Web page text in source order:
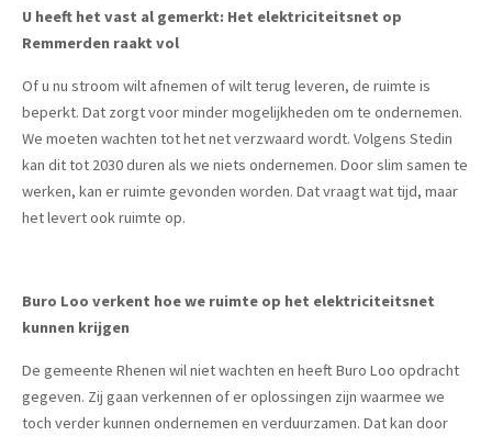
U heeft het vast al gemerkt: Het elektriciteitsnet op
Remmerden raakt vol
Of u nu stroom wilt afnemen of wilt terug leveren, de ruimte is
beperkt. Dat zorgt voor minder mogelijkheden om te ondernemen.
We moeten wachten tot het net verzwaard wordt. Volgens Stedin
kan dit tot 2030 duren als we niets ondernemen. Door slim samen te
werken, kan er ruimte gevonden worden. Dat vraagt wat tijd, maar
het levert ook ruimte op.
Buro Loo verkent hoe we ruimte op het elektriciteitsnet
kunnen krijgen
De gemeente Rhenen wil niet wachten en heeft Buro Loo opdracht
gegeven. Zij gaan verkennen of er oplossingen zijn waarmee we
toch verder kunnen ondernemen en verduurzamen. Dat kan door